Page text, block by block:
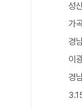
성
가
경
이
경